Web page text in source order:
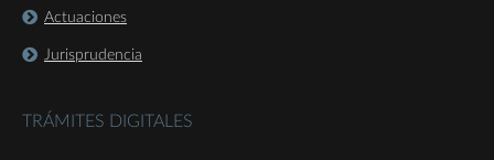
Actuaciones
Jurisprudencia
TRÁMITES DIGITALES